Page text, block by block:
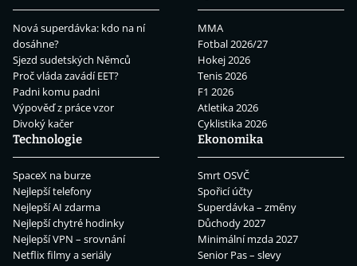
Nová superdávka: kdo na ní
dosáhne?
Sjezd sudetských Němců
Proč vláda zavádí EET?
Padni komu padni
Výpověď z práce vzor
Divoký kačer
MMA
Fotbal 2026/27
Hokej 2026
Tenis 2026
F1 2026
Atletika 2026
Cyklistika 2026
Technologie
SpaceX na burze
Nejlepší telefony
Nejlepší AI zdarma
Nejlepší chytré hodinky
Nejlepší VPN – srovnání
Netflix filmy a seriály
Ekonomika
Smrt OSVČ
Spořicí účty
Superdávka – změny
Důchody 2027
Minimální mzda 2027
Senior Pas – slevy